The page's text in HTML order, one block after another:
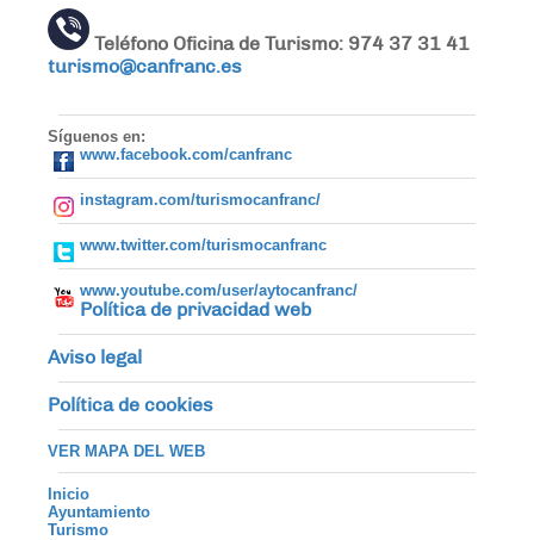
Teléfono Oficina de Turismo: 974 37 31 41
turismo@canfranc.es
Síguenos en:
www.facebook.com/canfranc
instagram.com/turismocanfranc/
www.twitter.com/turismocanfranc
www.youtube.com/user/aytocanfranc/
Política de privacidad web
Aviso legal
Política de cookies
VER MAPA DEL WEB
Inicio
Ayuntamiento
Turismo